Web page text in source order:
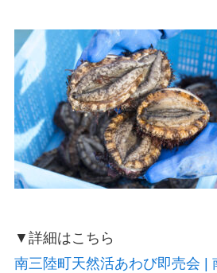
▼詳細はこちら
南三陸町天然活あわび即売会 |